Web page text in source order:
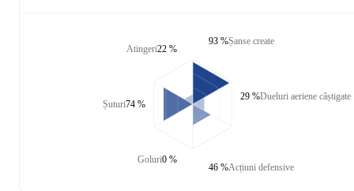
Atingeri22 %
Șuturi74 %
Goluri0 %
Șanse create
93 %
Dueluri aeriene câștigate
29 %
Acțiuni defensive
46 %